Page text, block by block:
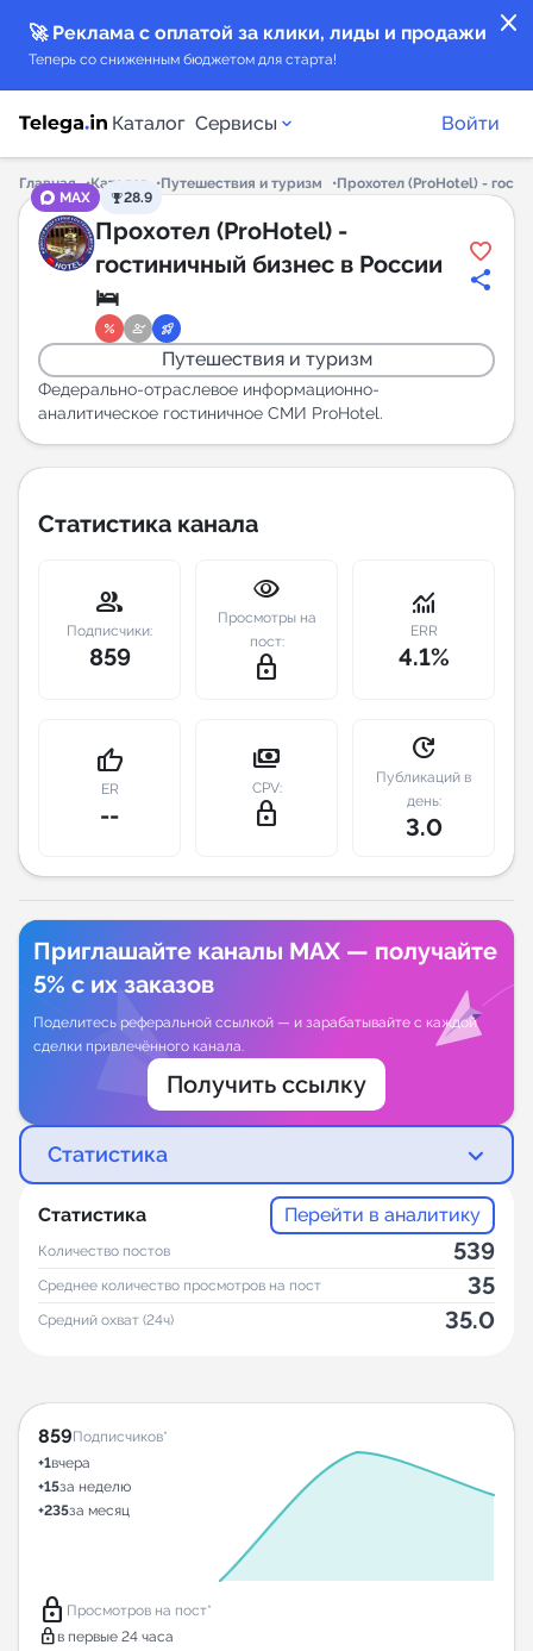
close
🚀 Реклама с оплатой за клики, лиды и продажи
Теперь со сниженным бюджетом для старта!
Каталог Сервисы
Каталог каналов
Каталог ботов
Горящие предложения
Индекс читаемости каналов в Telegram
New
Индивидуальное сопровождение
Аналитика Telegram
Войти
Главная Каталог Путешествия и туризм
Прохотел (ProHotel) -
MAX
28.9
Прохотел (ProHotel) -
гостиничный бизнес в России
🛌
Путешествия и туризм
Федерально-отраслевое информационно-
аналитическое гостиничное СМИ ProHotel.
Статистика канала
group
Подписчики:
859
visibility
Просмотры на
пост:
lock_outline
monitoring
ERR
4.1%
thumb_up
ER
--
payments
CPV:
lock_outline
update
Публикаций в
день:
3.0
Приглашайте каналы MAX — получайте
5% с их заказов
Поделитесь реферальной ссылкой — и зарабатывайте с каждой
сделки привлечённого канала.
Получить ссылку
Статистика
Статистика Перейти в аналитику
Количество постов 539
Среднее количество просмотров на пост 35
Средний охват (24ч) 35.0
859Подписчиков*
+1вчера
+15за неделю
+235за месяц
lock Просмотров на пост*
lock в первые 24 часа